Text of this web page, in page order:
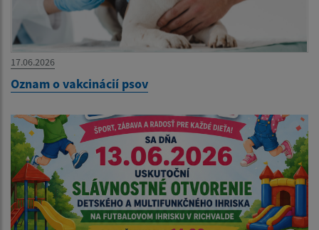
17.06.2026
Oznam o vakcinácií psov